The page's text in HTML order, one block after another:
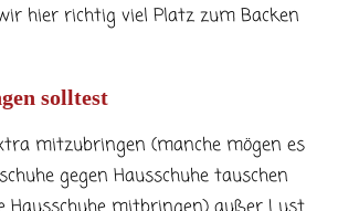
hier richtig viel Platz zum Backen
solltest
mitzubringen (manche mögen es
gegen Hausschuhe tauschen